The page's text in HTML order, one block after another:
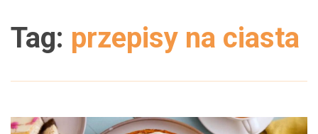
Tag: przepisy na ciasta